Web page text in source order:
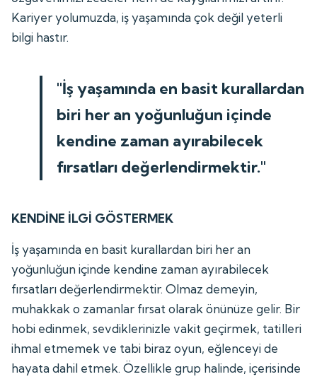
Kariyer yolumuzda, iş yaşamında çok değil yeterli
bilgi hastır.
"İş yaşamında en basit kurallardan
biri her an yoğunluğun içinde
kendine zaman ayırabilecek
fırsatları değerlendirmektir."
KENDİNE İLGİ GÖSTERMEK
İş yaşamında en basit kurallardan biri her an
yoğunluğun içinde kendine zaman ayırabilecek
fırsatları değerlendirmektir. Olmaz demeyin,
muhakkak o zamanlar fırsat olarak önünüze gelir. Bir
hobi edinmek, sevdiklerinizle vakit geçirmek, tatilleri
ihmal etmemek ve tabi biraz oyun, eğlenceyi de
hayata dahil etmek. Özellikle grup halinde, içerisinde